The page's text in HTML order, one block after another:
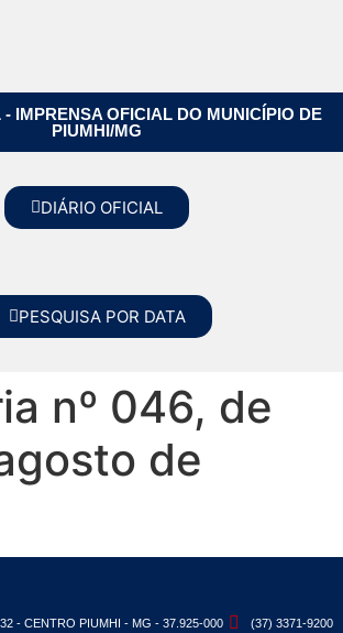
IMPRENSA OFICIAL DO MUNICÍPIO DE
PIUMHI/MG
DIÁRIO OFICIAL
PESQUISA POR DATA
nº 046, de
de
- CENTRO PIUMHI - MG - 37.925-000
(37) 3371-9200